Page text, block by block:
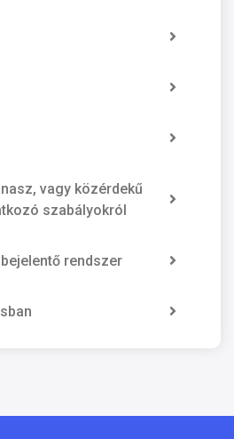
vagy közérdekű
szabályokról
rendszer